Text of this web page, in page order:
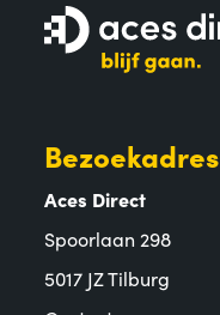
Bezoekadres
Aces Direct
Spoorlaan 298
5017 JZ Tilburg